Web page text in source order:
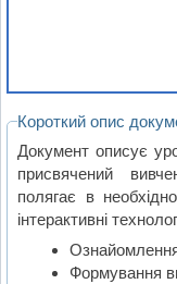
Короткий опис
Документ описує
присвячений
полягає в
інтерактивні
Формування